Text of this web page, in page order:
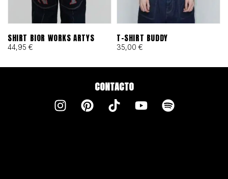
SHIRT BIOR WORKS ARTYS
44,95 €
T-SHIRT BUDDY
35,00 €
CONTACTO